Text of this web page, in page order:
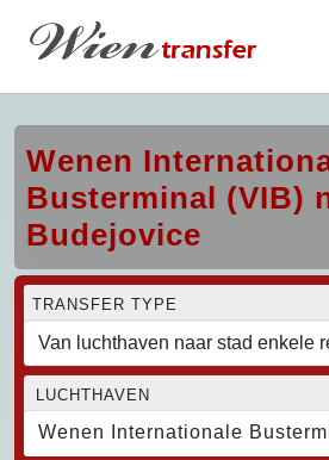
Wenen
Busterminal (VIB)
Budejovice
TRANSFER TYPE
LUCHTHAVEN
Wenen Internationale